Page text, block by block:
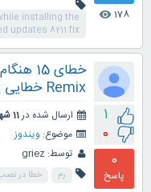
178
visibility
installing the
updates 8211 fix
1
0
0
پاسخ
خطای
Remix خطایی یافت نشد
ارسال شده در11 شهریور 1399
موضوع: ویندوز
توسط: griez
رم خطا در نصب